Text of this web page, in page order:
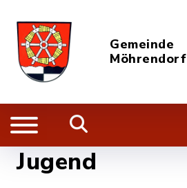
Gemeinde
Möhrendorf
Jugend